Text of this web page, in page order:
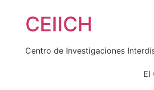
CEIICH
Centro de Investigaciones
El